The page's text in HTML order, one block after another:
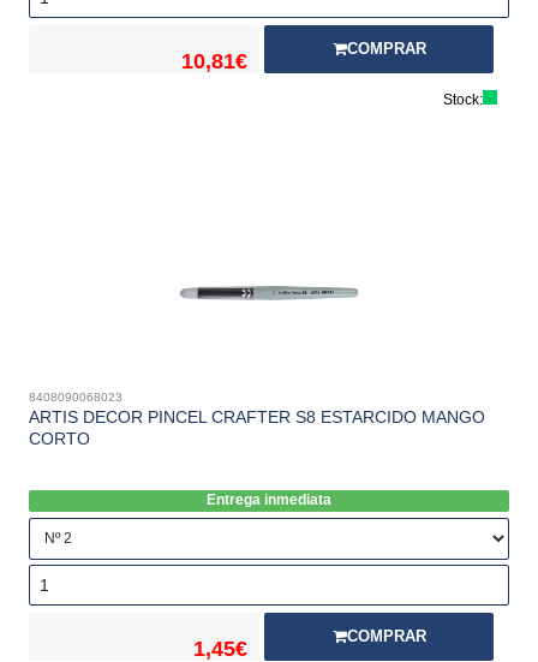
10,81€
COMPRAR
Stock:
8408090068023
ARTIS DECOR PINCEL CRAFTER S8 ESTARCIDO MANGO
CORTO
Entrega inmediata
1,45€
COMPRAR